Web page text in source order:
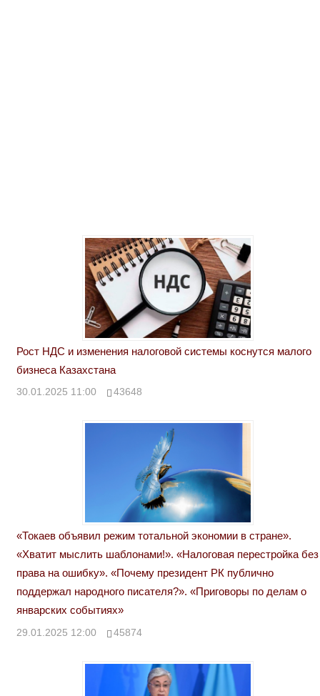
Рост НДС и изменения налоговой системы коснутся малого
бизнеса Казахстана
30.01.2025 11:00 43648
«Токаев объявил режим тотальной экономии в стране».
«Хватит мыслить шаблонами!». «Налоговая перестройка без
права на ошибку». «Почему президент РК публично
поддержал народного писателя?». «Приговоры по делам о
январских событиях»
29.01.2025 12:00 45874